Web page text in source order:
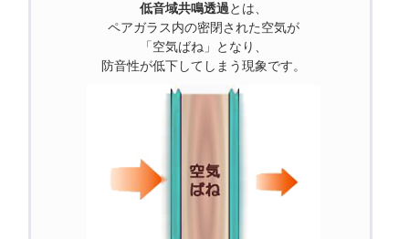
低音域共鳴透過とは、
ペアガラス内の密閉された空気が
「空気ばね」となり、
防音性が低下してしまう現象です。